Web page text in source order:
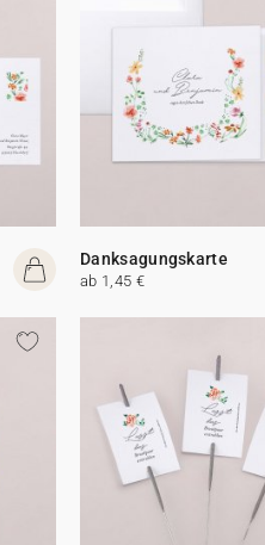
Danksagungskarte
ab 1,45 €